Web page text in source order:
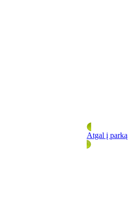
Atgal į parką